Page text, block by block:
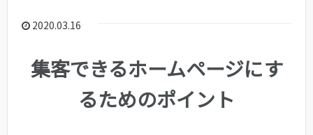
2020.03.16
集客できるホームページにす
るためのポイント